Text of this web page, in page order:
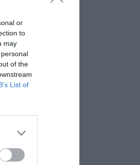
or
to
may
of the
List of